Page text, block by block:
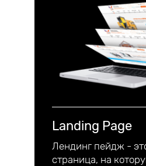
Landing Page
Лендинг пейдж -
страница, на